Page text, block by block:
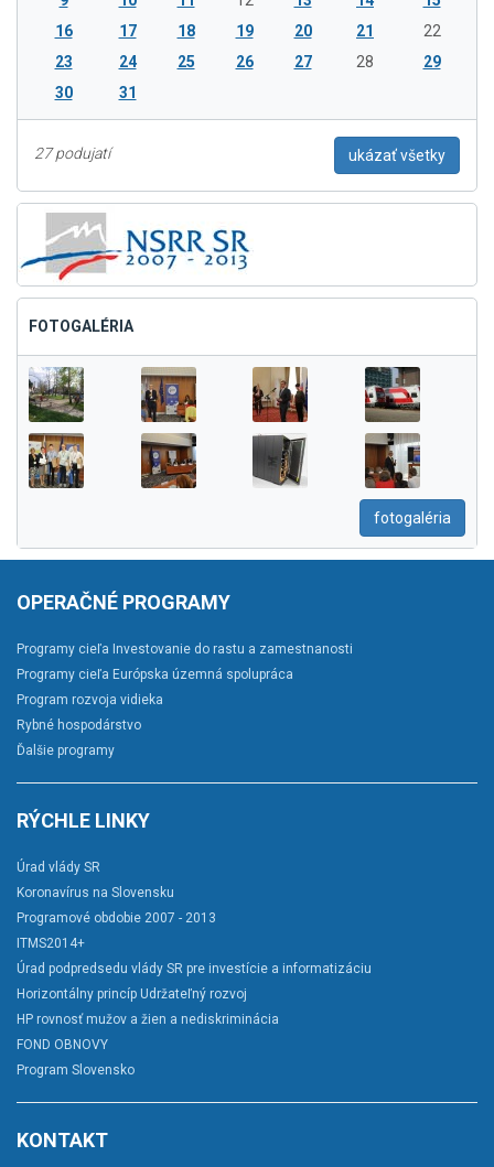
16
17 18 19 20 21
22
23
24 25 26 27 28
29
30
31
27 podujatí ukázať všetky
FOTOGALÉRIA
fotogaléria
OPERAČNÉ PROGRAMY
Programy cieľa Investovanie do rastu a zamestnanosti
Programy cieľa Európska územná spolupráca
Program rozvoja vidieka
Rybné hospodárstvo
Ďalšie programy
RÝCHLE LINKY
Úrad vlády SR
Koronavírus na Slovensku
Programové obdobie 2007 - 2013
ITMS2014+
Úrad podpredsedu vlády SR pre investície a informatizáciu
Horizontálny princíp Udržateľný rozvoj
HP rovnosť mužov a žien a nediskriminácia
FOND OBNOVY
Program Slovensko
KONTAKT